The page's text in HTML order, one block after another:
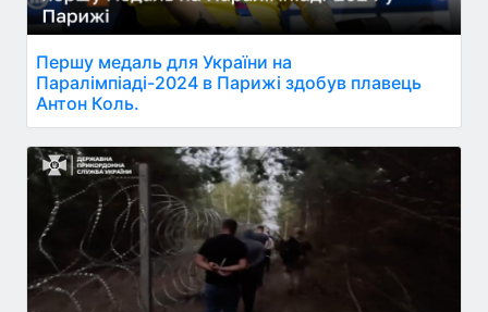
Першу медаль для України на
Паралімпіаді-2024 в Парижі здобув плавець
Антон Коль.